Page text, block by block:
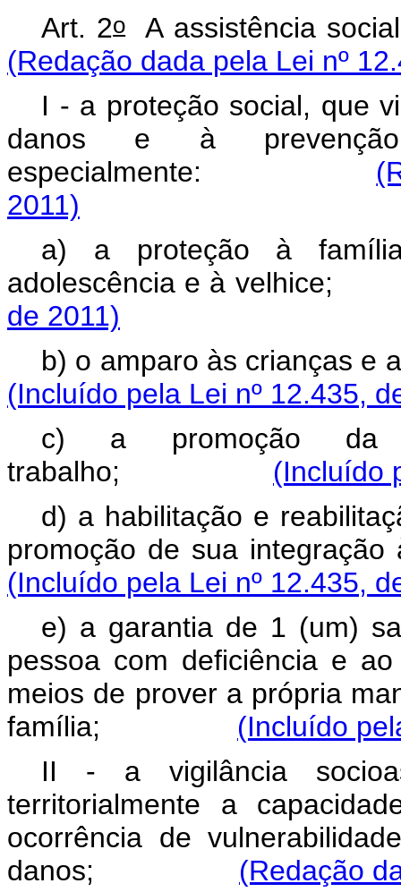
Art. 2oA assistência
(Redação dada pela Lei nº
I - a proteção social, que
danos e à
especialmente:
2011)
a) a proteção à
adolescência e à
de 2011)
b) o amparo às
(Incluído pela Lei nº 12.435,
c) a promoção da
trabalho; (Incluído
d) a habilitação e
promoção de sua
(Incluído pela Lei nº 12.435,
e) a garantia de 1 (um)
pessoa com deficiência e
meios de prover a própria
família; (Incluído
II - a vigilância
territorialmente a
ocorrência de
danos; (Redação